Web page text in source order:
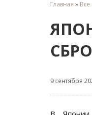
Главная » Все
9 сентября